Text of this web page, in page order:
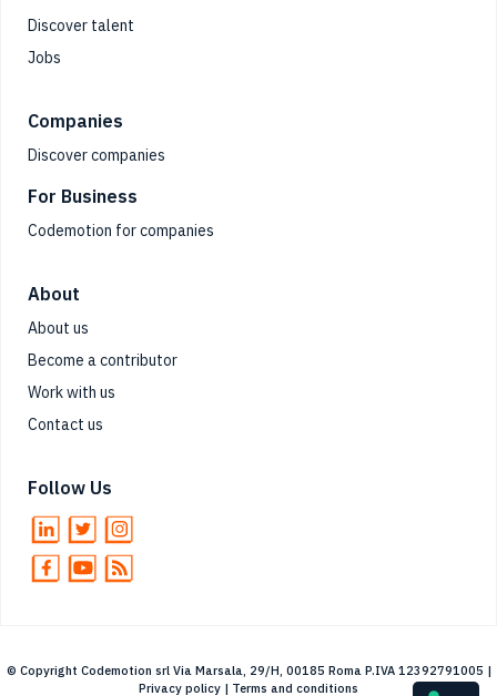
Discover talent
Jobs
Companies
Discover companies
For Business
Codemotion for companies
About
About us
Become a contributor
Work with us
Contact us
Follow Us
© Copyright Codemotion srl Via Marsala, 29/H, 00185 Roma P.IVA 12392791005 |
Privacy policy | Terms and conditions